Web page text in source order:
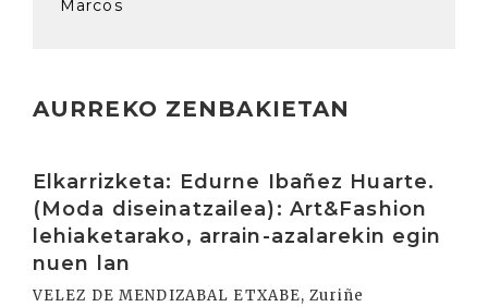
Marcos
AURREKO ZENBAKIETAN
Elkarrizketa: Edurne Ibañez Huarte.
(Moda diseinatzailea): Art&Fashion
lehiaketarako, arrain-azalarekin egin
nuen lan
VELEZ DE MENDIZABAL ETXABE, Zuriñe